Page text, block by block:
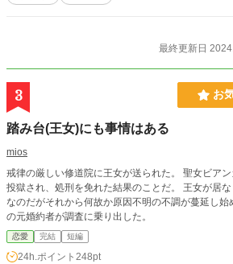
も世継ぎが必要なんだ！だから
してくれた《エレノア》と、再婚する！」 夫と
ね？ 私は、絶対に貴方達を許さないから。 「私
の話です。設定ゆるゆるです。
最終更新日
3 お
踏み台(王女)にも事情はある
mios
戒律の厳しい修道院に王女が送られた。 聖女ビアンカに魔物をけしかけた罪で
投獄され、処刑を免れた結果のことだ。 王女が居なくなって平和になった筈、
なのだがそれから何故か原因不明の不調が蔓延し
の元婚約者が調査に乗り出した。
恋愛 完結 短編
24h.ポイント 248pt